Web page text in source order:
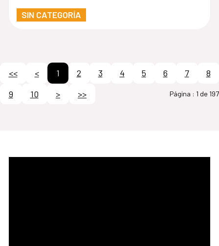
SIN CATEGORÍA
<< < 1 2 3 4 5 6 7
8
9
10 > >> Página : 1 de 197